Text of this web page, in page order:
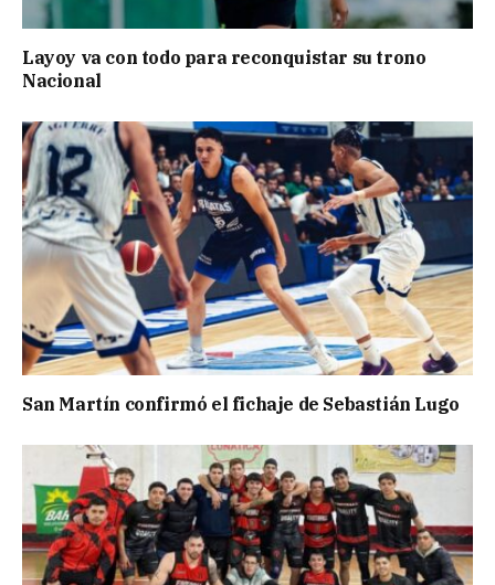
Layoy va con todo para reconquistar su trono
Nacional
San Martín confirmó el fichaje de Sebastián Lugo